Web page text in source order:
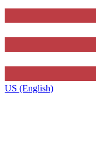
US (English)